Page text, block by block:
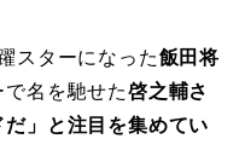
スターになった飯田将
で名を馳せた啓之輔さ
だ」と注目を集めてい